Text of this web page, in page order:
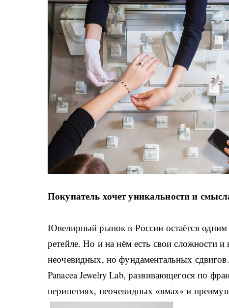
Покупатель хочет уникальности и
Ювелирный рынок в России остаётся
ретейле. Но и на нём есть свои сложности
неочевидных, но фундаментальных
Panacea Jewelry Lab, развивающегося по
перипетиях, неочевидных «ямах» и